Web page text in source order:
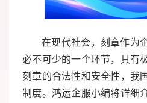
在现代社会，刻章作为
必不可少的一个环节，具有
刻章的合法性和安全性，我
制度。鸿运企服小编将详细